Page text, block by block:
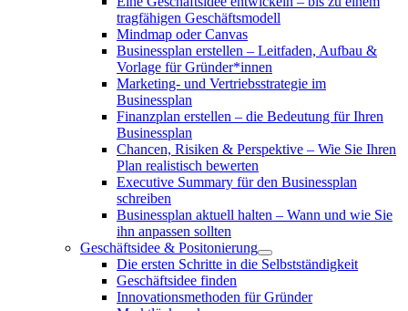
tragfähigen Geschäftsmodell
Mindmap oder Canvas
Businessplan erstellen – Leitfaden, Aufbau &
Vorlage für Gründer*innen
Marketing- und Vertriebsstrategie im
Businessplan
Finanzplan erstellen – die Bedeutung für Ihren
Businessplan
Chancen, Risiken & Perspektive – Wie Sie Ihren
Plan realistisch bewerten
Executive Summary für den Businessplan
schreiben
Businessplan aktuell halten – Wann und wie Sie
ihn anpassen sollten
Geschäftsidee & Positonierung
Die ersten Schritte in die Selbstständigkeit
Geschäftsidee finden
Innovationsmethoden für Gründer